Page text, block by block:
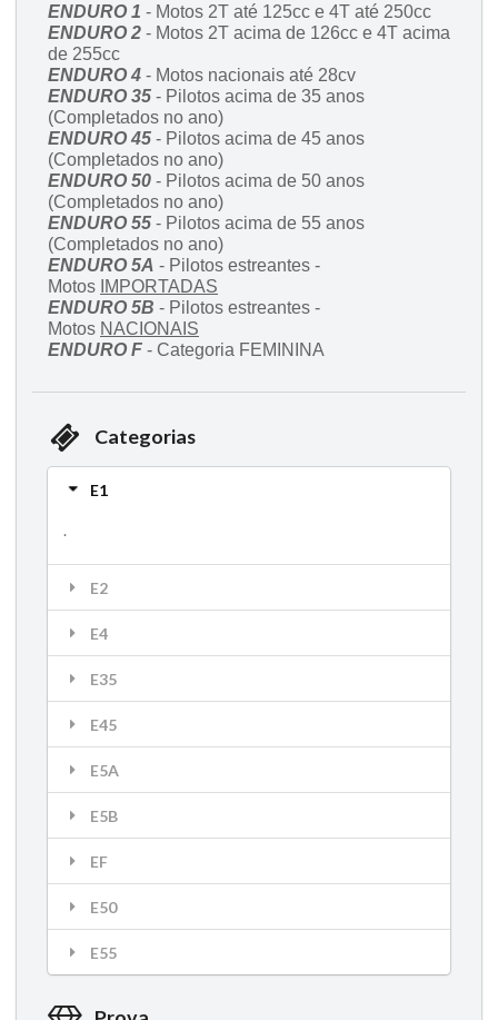
ENDURO 1 - Motos 2T até 125cc e 4T até 250cc
ENDURO 2 - Motos 2T acima de 126cc e 4T acima
de 255cc
ENDURO 4 - Motos nacionais até 28cv
ENDURO 35 - Pilotos acima de 35 anos
(Completados no ano)
ENDURO 45 - Pilotos acima de 45 anos
(Completados no ano)
ENDURO 50 - Pilotos acima de 50 anos
(Completados no ano)
ENDURO 55 - Pilotos acima de 55 anos
(Completados no ano)
ENDURO 5A - Pilotos estreantes -
Motos IMPORTADAS
ENDURO 5B - Pilotos estreantes -
Motos NACIONAIS
ENDURO F - Categoria FEMININA
Categorias
E1
.
E2
E4
E35
E45
E5A
E5B
EF
E50
E55